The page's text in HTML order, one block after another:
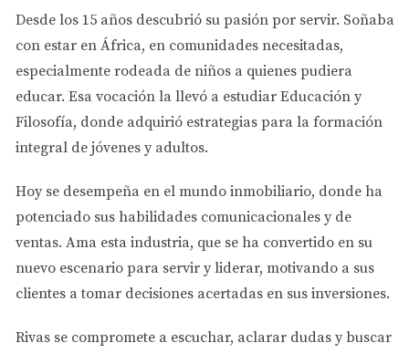
5. Transferencia de FondosLa transferencia de fondos
es uno de los pasos más críticos en una mesa de cierre.
Asegúrate de que todos los fondos necesarios estén
disponibles y que los procedimientos para transferirlos
sean claros. Esto incluye cualquier pago inicial,
comisiones y otros costos asociados. Verifica que las
problemas legales o financieros.
6. Confirmación de Cumplimiento LegalAsegúrate de
que todos los aspectos legales de la transacción estén
en orden. Esto incluye la confirmación de que todos los
como el cumplimiento de cualquier normativa local,
Desde los 15 años descubrió su pasión por servir. Soñaba
con estar en África, en comunidades necesitadas,
especialmente rodeada de niños a quienes pudiera
educar. Esa vocación la llevó a estudiar Educación y
Filosofía, donde adquirió estrategias para la formación
integral de jóvenes y adultos.
Hoy se desempeña en el mundo inmobiliario, donde ha
potenciado sus habilidades comunicacionales y de
ventas. Ama esta industria, que se ha convertido en su
nuevo escenario para servir y liderar, motivando a sus
clientes a tomar decisiones acertadas en sus inversiones.
Rivas se compromete a escuchar, aclarar dudas y buscar